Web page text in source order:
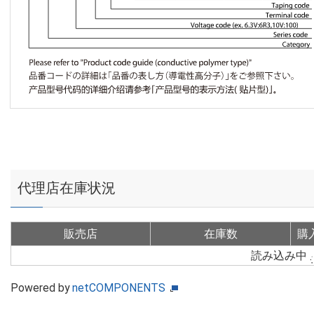
代理店在庫状況
販売店 在庫数
購
読み込み中
Powered bynetCOMPONENTS